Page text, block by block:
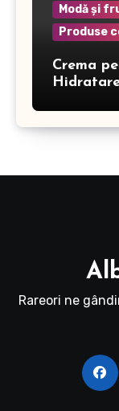
Modă şi
Produse
Crema
Rareori ne